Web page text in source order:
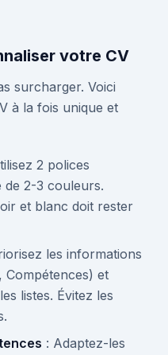
votre CV
surcharger. Voici
à la fois unique et
2 polices
de 2-3 couleurs.
et blanc doit rester
les informations
Compétences) et
listes. Évitez les
: Adaptez-les